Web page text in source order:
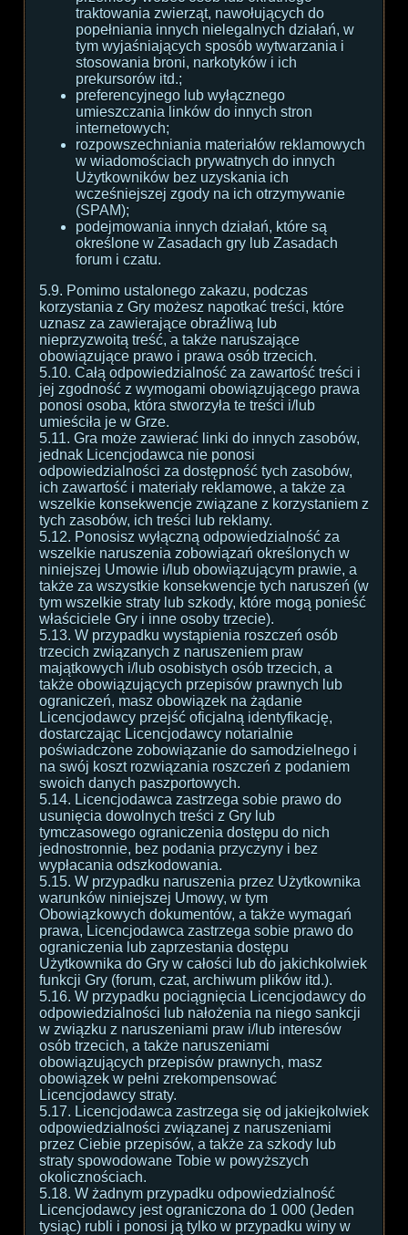
traktowania zwierząt, nawołujących do
popełniania innych nielegalnych działań, w
tym wyjaśniających sposób wytwarzania i
stosowania broni, narkotyków i ich
prekursorów itd.;
preferencyjnego lub wyłącznego
umieszczania linków do innych stron
internetowych;
rozpowszechniania materiałów reklamowych
w wiadomościach prywatnych do innych
Użytkowników bez uzyskania ich
wcześniejszej zgody na ich otrzymywanie
(SPAM);
podejmowania innych działań, które są
określone w Zasadach gry lub Zasadach
forum i czatu.
5.9. Pomimo ustalonego zakazu, podczas
korzystania z Gry możesz napotkać treści, które
uznasz za zawierające obraźliwą lub
nieprzyzwoitą treść, a także naruszające
obowiązujące prawo i prawa osób trzecich.
5.10. Całą odpowiedzialność za zawartość treści i
jej zgodność z wymogami obowiązującego prawa
ponosi osoba, która stworzyła te treści i/lub
umieściła je w Grze.
5.11. Gra może zawierać linki do innych zasobów,
jednak Licencjodawca nie ponosi
odpowiedzialności za dostępność tych zasobów,
ich zawartość i materiały reklamowe, a także za
wszelkie konsekwencje związane z korzystaniem z
tych zasobów, ich treści lub reklamy.
5.12. Ponosisz wyłączną odpowiedzialność za
wszelkie naruszenia zobowiązań określonych w
niniejszej Umowie i/lub obowiązującym prawie, a
także za wszystkie konsekwencje tych naruszeń (w
tym wszelkie straty lub szkody, które mogą ponieść
właściciele Gry i inne osoby trzecie).
5.13. W przypadku wystąpienia roszczeń osób
trzecich związanych z naruszeniem praw
majątkowych i/lub osobistych osób trzecich, a
także obowiązujących przepisów prawnych lub
ograniczeń, masz obowiązek na żądanie
Licencjodawcy przejść oficjalną identyfikację,
dostarczając Licencjodawcy notarialnie
poświadczone zobowiązanie do samodzielnego i
na swój koszt rozwiązania roszczeń z podaniem
swoich danych paszportowych.
5.14. Licencjodawca zastrzega sobie prawo do
usunięcia dowolnych treści z Gry lub
tymczasowego ograniczenia dostępu do nich
jednostronnie, bez podania przyczyny i bez
wypłacania odszkodowania.
5.15. W przypadku naruszenia przez Użytkownika
warunków niniejszej Umowy, w tym
Obowiązkowych dokumentów, a także wymagań
prawa, Licencjodawca zastrzega sobie prawo do
ograniczenia lub zaprzestania dostępu
Użytkownika do Gry w całości lub do jakichkolwiek
funkcji Gry (forum, czat, archiwum plików itd.).
5.16. W przypadku pociągnięcia Licencjodawcy do
odpowiedzialności lub nałożenia na niego sankcji
w związku z naruszeniami praw i/lub interesów
osób trzecich, a także naruszeniami
obowiązujących przepisów prawnych, masz
obowiązek w pełni zrekompensować
Licencjodawcy straty.
5.17. Licencjodawca zastrzega się od jakiejkolwiek
odpowiedzialności związanej z naruszeniami
przez Ciebie przepisów, a także za szkody lub
straty spowodowane Tobie w powyższych
okolicznościach.
5.18. W żadnym przypadku odpowiedzialność
Licencjodawcy jest ograniczona do 1 000 (Jeden
tysiąc) rubli i ponosi ją tylko w przypadku winy w